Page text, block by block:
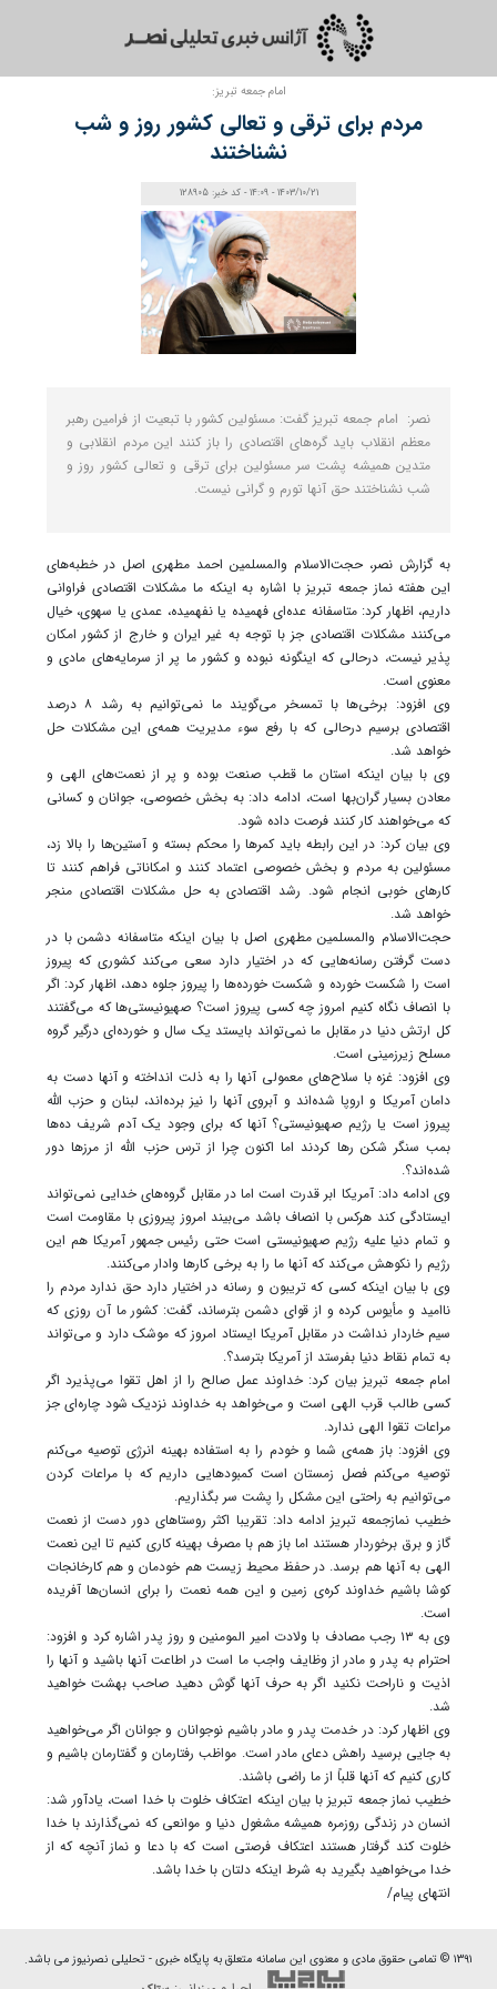
امام جمعه تبریز:
مردم برای ترقی و تعالی کشور روز و شب
نشناختند
1403/10/21 - 14:09 - کد خبر: 128905
نصر: امام جمعه تبریز گفت: مسئولین کشور با تبعیت از فرامین رهبر
معظم انقلاب باید گره‌های اقتصادی را باز کنند این مردم انقلابی و
متدین همیشه پشت سر مسئولین برای ترقی و تعالی کشور روز و
شب نشناختند حق آنها تورم و گرانی نیست.
به گزارش نصر، حجت‌الاسلام والمسلمین احمد مطهری اصل در خطبه‌های
این هفته نماز جمعه تبریز با اشاره به اینکه ما مشکلات اقتصادی فراوانی
داریم، اظهار کرد: متاسفانه عده‌ای فهمیده یا نفهمیده، عمدی یا سهوی، خیال
می‌کنند مشکلات اقتصادی جز با توجه به غیر ایران و خارج از کشور امکان
پذیر نیست، درحالی که اینگونه نبوده و کشور ما پر از سرمایه‌های مادی و
معنوی است.
وی افزود: برخی‌ها با تمسخر می‌گویند ما نمی‌توانیم به رشد ۸ درصد
اقتصادی برسیم درحالی که با رفع سوء مدیریت همه‌ی این مشکلات حل
خواهد شد.
وی با بیان اینکه استان ما قطب صنعت بوده و پر از نعمت‌های الهی و
معادن بسیار گران‌بها است، ادامه داد: به بخش خصوصی، جوانان و کسانی
که می‌خواهند کار کنند فرصت داده شود.
وی بیان کرد: در این رابطه باید کمرها را محکم بسته و آستین‌ها را بالا زد،
مسئولین به مردم و بخش خصوصی اعتماد کنند و امکاناتی فراهم کنند تا
کارهای خوبی انجام شود. رشد اقتصادی به حل مشکلات اقتصادی منجر
خواهد شد.
حجت‌الاسلام والمسلمین مطهری اصل با بیان اینکه متاسفانه دشمن با در
دست گرفتن رسانه‌هایی که در اختیار دارد سعی می‌کند کشوری که پیروز
است را شکست خورده و شکست خورده‌ها را پیروز جلوه دهد، اظهار کرد: اگر
با انصاف نگاه کنیم امروز چه کسی پیروز است؟ صهیونیستی‌ها که می‌گفتند
کل ارتش دنیا در مقابل ما نمی‌تواند بایستد یک سال و خورده‌ای درگیر گروه
مسلح زیرزمینی است.
وی افزود: غزه با سلاح‌های معمولی آنها را به ذلت انداخته و آنها دست به
دامان آمریکا و اروپا شده‌اند و آبروی آنها را نیز برده‌اند، لبنان و حزب الله
پیروز است یا رژیم صهیونیستی؟ آنها که برای وجود یک آدم شریف ده‌ها
بمب سنگر شکن رها کردند اما اکنون چرا از ترس حزب الله از مرزها دور
شده‌اند؟.
وی ادامه داد: آمریکا ابر قدرت است اما در مقابل گروه‌های خدایی نمی‌تواند
ایستادگی کند هرکس با انصاف باشد می‌بیند امروز پیروزی با مقاومت است
و تمام دنیا علیه رژیم صهیونیستی است حتی رئیس جمهور آمریکا هم این
رژیم را نکوهش می‌کند که آنها ما را به برخی کارها وادار می‌کنند.
وی با بیان اینکه کسی که تریبون و رسانه در اختیار دارد حق ندارد مردم را
ناامید و مأیوس کرده و از قوای دشمن بترساند، گفت: کشور ما آن روزی که
سیم خاردار نداشت در مقابل آمریکا ایستاد امروز که موشک دارد و می‌تواند
به تمام نقاط دنیا بفرستد از آمریکا بترسد؟.
امام جمعه تبریز بیان کرد: خداوند عمل صالح را از اهل تقوا می‌پذیرد اگر
کسی طالب قرب الهی است و می‌خواهد به خداوند نزدیک شود چاره‌ای جز
مراعات تقوا الهی ندارد.
وی افزود: باز همه‌ی شما و خودم را به استفاده بهینه انرژی توصیه می‌کنم
توصیه می‌کنم فصل زمستان است کمبودهایی داریم که با مراعات کردن
می‌توانیم به راحتی این مشکل را پشت سر بگذاریم.
خطیب نمازجمعه تبریز ادامه داد: تقریبا اکثر روستاهای دور دست از نعمت
گاز و برق برخوردار هستند اما باز هم با مصرف بهینه کاری کنیم تا این نعمت
الهی به آنها هم برسد. در حفظ محیط زیست هم خودمان و هم کارخانجات
کوشا باشیم خداوند کره‌ی زمین و این همه نعمت را برای انسان‌ها آفریده
است.
وی به ۱۳ رجب مصادف با ولادت امیر المومنین و روز پدر اشاره کرد و افزود:
احترام به پدر و مادر از وظایف واجب ما است در اطاعت آنها باشید و آنها را
اذیت و ناراحت نکنید اگر به حرف آنها گوش دهید صاحب بهشت خواهید
شد.
وی اظهار کرد: در خدمت پدر و مادر باشیم نوجوانان و جوانان اگر می‌خواهید
به جایی برسید راهش دعای مادر است. مواظب رفتارمان و گفتارمان باشیم و
کاری کنیم که آنها قلباً از ما راضی باشند.
خطیب نماز جمعه تبریز با بیان اینکه اعتکاف خلوت با خدا است، یادآور شد:
انسان در زندگی روزمره همیشه مشغول دنیا و موانعی که نمی‌گذارند با خدا
خلوت کند گرفتار هستند اعتکاف فرصتی است که با دعا و نماز آنچه که از
خدا می‌خواهید بگیرید به شرط اینکه دلتان با خدا باشد.
انتهای پیام/
۱۳۹۱ © تمامی حقوق مادی و معنوی این سامانه متعلق به پایگاه خبری - تحلیلی نصرنیوز می باشد.